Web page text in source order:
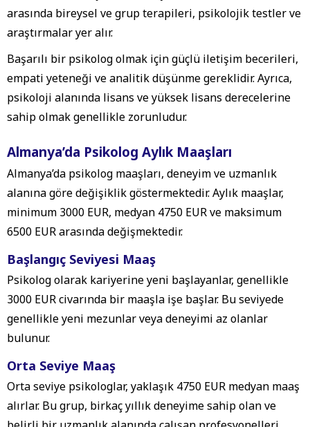
arasında bireysel ve grup terapileri, psikolojik testler ve
araştırmalar yer alır.
Başarılı bir psikolog olmak için güçlü iletişim becerileri,
empati yeteneği ve analitik düşünme gereklidir. Ayrıca,
psikoloji alanında lisans ve yüksek lisans derecelerine
sahip olmak genellikle zorunludur.
Almanya’da Psikolog Aylık Maaşları
Almanya’da psikolog maaşları, deneyim ve uzmanlık
alanına göre değişiklik göstermektedir. Aylık maaşlar,
minimum 3000 EUR, medyan 4750 EUR ve maksimum
6500 EUR arasında değişmektedir.
Başlangıç Seviyesi Maaş
Psikolog olarak kariyerine yeni başlayanlar, genellikle
3000 EUR civarında bir maaşla işe başlar. Bu seviyede
genellikle yeni mezunlar veya deneyimi az olanlar
bulunur.
Orta Seviye Maaş
Orta seviye psikologlar, yaklaşık 4750 EUR medyan maaş
alırlar. Bu grup, birkaç yıllık deneyime sahip olan ve